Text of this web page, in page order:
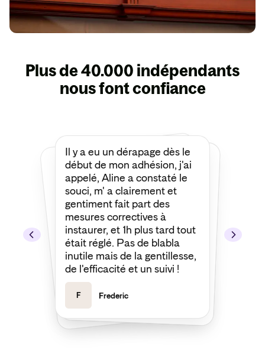
Plus de 40.000 indépendants
nous font confiance
Je tiens à remercier François
d'Insify d’avoir défendu une
de mes demandes de prise
en charge les plus
compliquées et les plus
délicates. Grâce à lui,
l’assureur a fini par accepter
ma demande. Merci encore !
J Joseph
Il y a eu un dérapage dès le
début de mon adhésion, j'ai
appelé, Aline a constaté le
souci, m' a clairement et
gentiment fait part des
mesures correctives à
instaurer, et 1h plus tard tout
était réglé. Pas de blabla
inutile mais de la gentillesse,
de l'efficacité et un suivi !
F Frederic